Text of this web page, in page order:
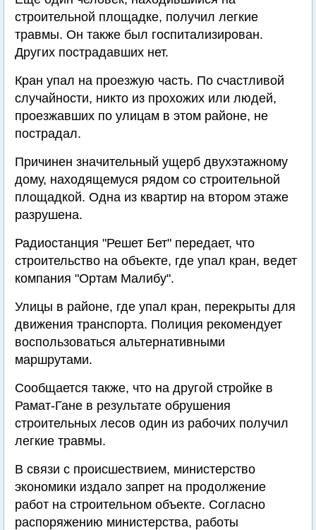
строительной площадке, получил легкие
травмы. Он также был госпитализирован.
Других пострадавших нет.
Кран упал на проезжую часть. По счастливой
случайности, никто из прохожих или людей,
проезжавших по улицам в этом районе, не
пострадал.
Причинен значительный ущерб двухэтажному
дому, находящемуся рядом со строительной
площадкой. Одна из квартир на втором этаже
разрушена.
Радиостанция "Решет Бет" передает, что
строительство на объекте, где упал кран, ведет
компания "Ортам Малибу".
Улицы в районе, где упал кран, перекрыты для
движения транспорта. Полиция рекомендует
воспользоваться альтернативными
маршрутами.
Сообщается также, что на другой стройке в
Рамат-Гане в результате обрушения
строительных лесов один из рабочих получил
легкие травмы.
В связи с происшествием, министерство
экономики издало запрет на продолжение
работ на строительном объекте. Согласно
распоряжению министерства, работы